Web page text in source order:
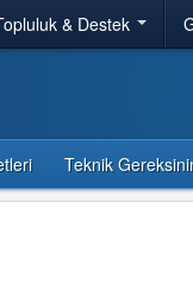
& Destek
Teknik